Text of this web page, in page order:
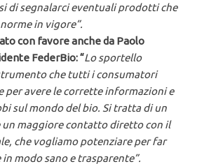
di segnalarci eventuali prodotti che
in vigore”.
con favore anche da Paolo
FederBio: “Lo sportello
che tutti i consumatori
per avere le corrette informazioni e
sul mondo del bio. Si tratta di un
un maggiore contatto diretto con il
che vogliamo potenziare per far
modo sano e trasparente”.